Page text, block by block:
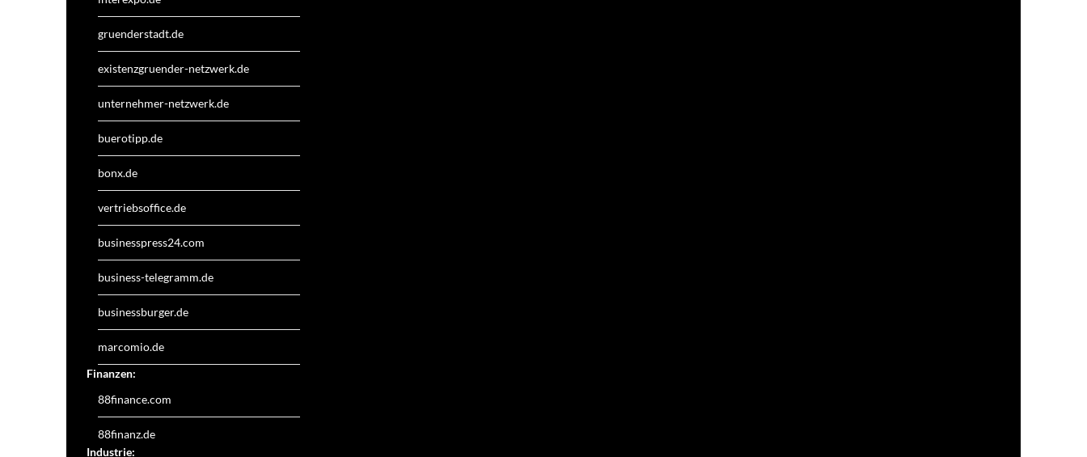
gruenderstadt.de
existenzgruender-netzwerk.de
unternehmer-netzwerk.de
buerotipp.de
bonx.de
vertriebsoffice.de
businesspress24.com
business-telegramm.de
businessburger.de
marcomio.de
Finanzen:
88finance.com
88finanz.de
Industrie: